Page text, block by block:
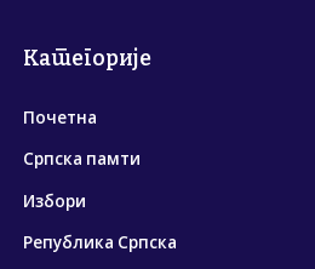
Категорије
Почетна
Српска памти
Избори
Република Српска